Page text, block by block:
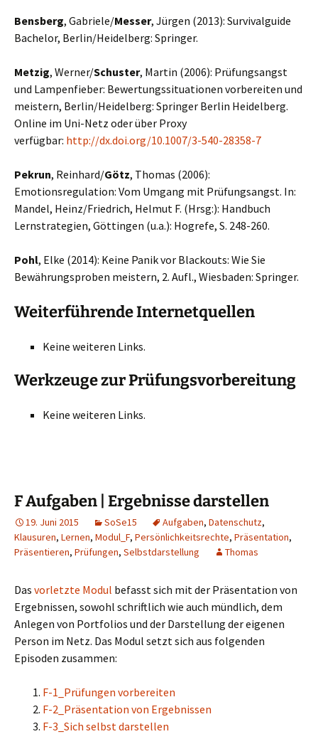
Bensberg, Gabriele/Messer, Jürgen (2013): Survivalguide
Bachelor, Berlin/Heidelberg: Springer.
Metzig, Werner/Schuster, Martin (2006): Prüfungsangst
und Lampenfieber: Bewertungssituationen vorbereiten und
meistern, Berlin/Heidelberg: Springer Berlin Heidelberg.
Online im Uni-Netz oder über Proxy
verfügbar: http://dx.doi.org/10.1007/3-540-28358-7
Pekrun, Reinhard/Götz, Thomas (2006):
Emotionsregulation: Vom Umgang mit Prüfungsangst. In:
Mandel, Heinz/Friedrich, Helmut F. (Hrsg:): Handbuch
Lernstrategien, Göttingen (u.a.): Hogrefe, S. 248-260.
Pohl, Elke (2014): Keine Panik vor Blackouts: Wie Sie
Bewährungsproben meistern, 2. Aufl., Wiesbaden: Springer.
Weiterführende Internetquellen
Keine weiteren Links.
Werkzeuge zur Prüfungsvorbereitung
Keine weiteren Links.
F Aufgaben | Ergebnisse darstellen
19. Juni 2015 SoSe15 Aufgaben, Datenschutz,
Klausuren, Lernen, Modul_F, Persönlichkeitsrechte, Präsentation,
Präsentieren, Prüfungen, Selbstdarstellung Thomas
Das vorletzte Modul befasst sich mit der Präsentation von
Ergebnissen, sowohl schriftlich wie auch mündlich, dem
Anlegen von Portfolios und der Darstellung der eigenen
Person im Netz. Das Modul setzt sich aus folgenden
Episoden zusammen:
F-1_Prüfungen vorbereiten
F-2_Präsentation von Ergebnissen
F-3_Sich selbst darstellen